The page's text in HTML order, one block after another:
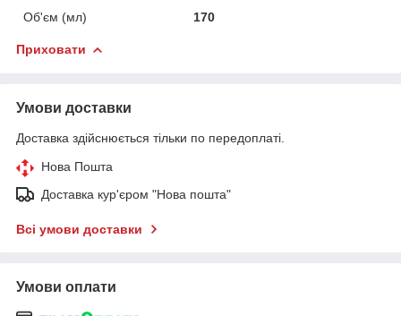
Об'єм (мл)
170
Приховати
Умови доставки
Доставка здійснюється тільки по передоплаті.
Нова Пошта
Доставка кур'єром "Нова пошта"
Всі умови доставки
Умови оплати